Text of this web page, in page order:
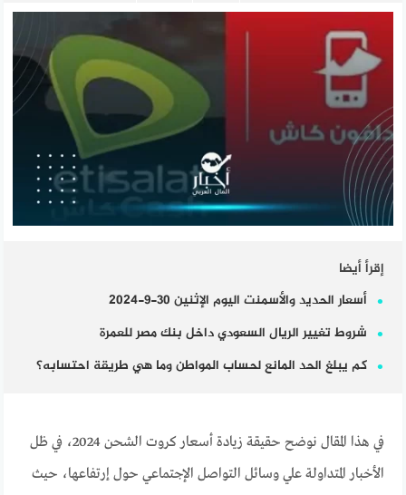
إقرأ أيضا
أسعار الحديد والأسمنت اليوم الإثنين 30-9-2024
شروط تغيير الريال السعودي داخل بنك مصر للعمرة
كم يبلغ الحد المانع لحساب المواطن وما هي طريقة احتسابه؟
في هذا المقال نوضح حقيقة زيادة أسعار كروت الشحن 2024، في ظل
الأخبار المتداولة علي وسائل التواصل الإجتماعي حول إرتفاعها، حيث